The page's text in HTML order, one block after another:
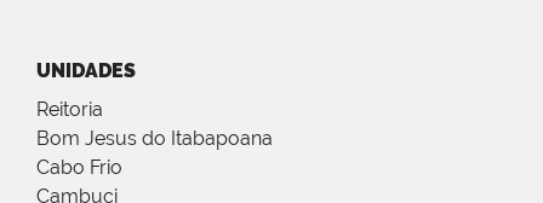
UNIDADES
Reitoria
Bom Jesus do Itabapoana
Cabo Frio
Cambuci